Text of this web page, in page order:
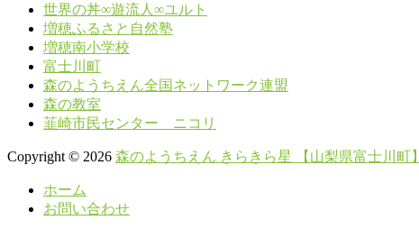
世界の丼∞遊流人∞ユルト
増穂ふるさと自然塾
増穂南小学校
富士川町
森のようちえん全国ネットワーク連盟
森の教室
韮崎市民センター ニコリ
Copyright © 2026 森のようちえん きらきら星 【山梨県富士川町】
ホーム
お問い合わせ